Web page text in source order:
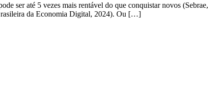
ser até 5 vezes mais rentável do que conquistar novos (Sebrae,
da Economia Digital, 2024). Ou […]